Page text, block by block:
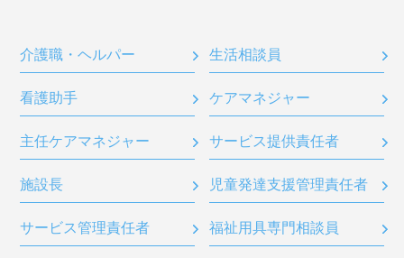
介護職・ヘルパー 生活相談員
看護助手 ケアマネジャー
主任ケアマネジャー サービス提供責任者
施設長 児童発達支援管理責任者
サービス管理責任者 福祉用具専門相談員